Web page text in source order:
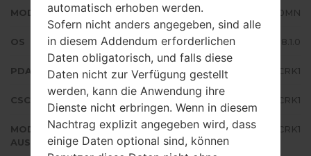
MODELL Samsung SM-J710MN
OS Android Oreo 8.1.0
PDA/AP AUSFÜHRUNG J710MNUBU4CRK1
CSC AUSFÜHRUNG J710MNUUB4CRK1
MODEM/CP
AUSFÜHRUNG
J710MNUBU4CRK1
automatisch erhoben werden.
Sofern nicht anders angegeben, sind alle
in diesem Addendum erforderlichen
Daten obligatorisch, und falls diese
Daten nicht zur Verfügung gestellt
werden, kann die Anwendung ihre
Dienste nicht erbringen. Wenn in diesem
Nachtrag explizit angegeben wird, dass
einige Daten optional sind, können